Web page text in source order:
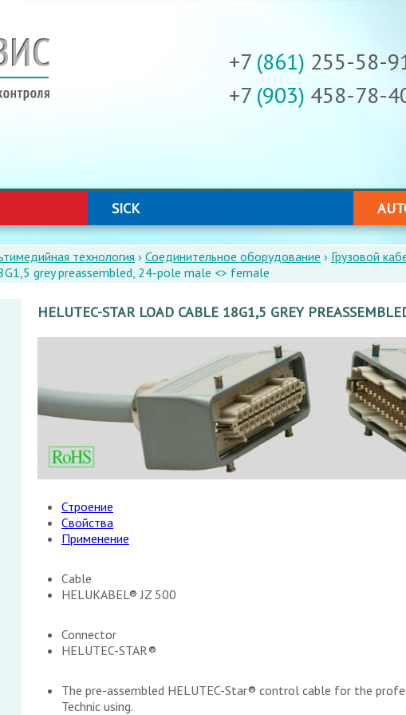
+7 (861) 255-58-
+7 (903) 458-78-
SICK
технология › Соединительное оборудование › Грузовой
grey preassembled, 24-pole male <> female
HELUTEC-STAR LOAD CABLE 18G1,5 GREY
Строение
Свойства
Применение
Cable
HELUKABEL® JZ 500
Connector
HELUTEC-STAR®
The pre-assembled HELUTEC-Star® control cable for the
Technic using.